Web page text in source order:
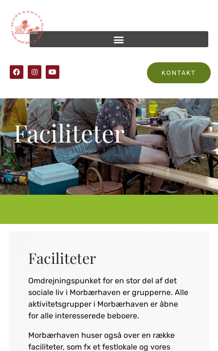
KONTAKT
Faciliteter
Faciliteter
Omdrejningspunket for en stor del af det
sociale liv i Morbærhaven er grupperne. Alle
aktivitetsgrupper i Morbærhaven er åbne
for alle interesserede beboere.
Morbærhaven huser også over en række
faciliteter, som fx et festlokale og vores